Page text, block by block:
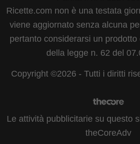
Ricette.com non è una testata
viene aggiornato senza alcuna
pertanto considerarsi un
della legge n. 62 del
Copyright ©2026 - Tutti i diritti
Le attività pubblicitarie su questo
theCoreAdv